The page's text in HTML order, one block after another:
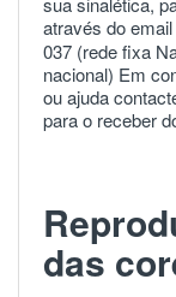
através do email
037 (rede fixa
nacional) Em
ou ajuda
para o receber
das